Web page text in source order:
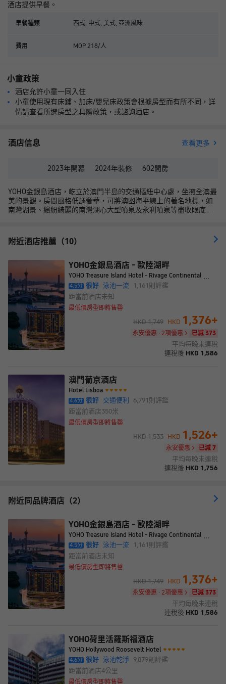
酒店提供早餐。
早餐種類 西式, 中式, 美式, 亞洲風味
費用 MOP 218/人
小童政策
酒店允許小童一同入住
小童使用現有床鋪、加床/嬰兒床政策會根據房型而有所不同，詳
情請查看所選房型之具體政策，或諮詢酒店。
酒店信息 查看更多
2023年開幕 2024年裝修 602間房
YOHO金銀島酒店，屹立於澳門半島的交通樞紐中心處，坐擁全澳最
美的景觀。房間風格低調奢華，可將澳凼海平線上的著名地標，如
南灣湖景、繽紛綺麗的南灣湖心大型噴泉及永利噴泉等盡收眼底。
能賓至如歸，感受家一般的舒適。 酒店坐落於澳門半島最核心地
帶，正前方為全澳門最四通八達的巴士轉乘站，附設行人隧道直通
店及中國銀行大廈等，交通便捷的同時更有美景環繞，可以俯瞰整
個澳門半島的天際線和海灣。尤其於落日時分，夕陽把天空染成一
片橙紅色，倒映在湖面上，既浪漫又壯觀，令人舒適愜意。當夜幕
降臨，可以近距離地感受璀璨動人的城市夜景，為您帶來前所未見
的嶄新體驗。 當您在YOHO金銀島酒店度過美好的一天後，您可以
盡情享受我們提供給入住賓客免費使用的無邊際泳池。飽覽主教山
聖堂、優美海景及被驚豔的南灣湖景色包圍，在這個寧靜而迷人的
環境中，您可以沉浸在清涼的水中，放鬆身心，享受令人愉悅的泳
池體驗。無邊際泳池的景觀設計為您提供了壯麗的南灣湖景色，讓
您感受到與大自然的親密接觸。
附近酒店推薦（10）
YOHO金銀島酒店 - 歐陸湖畔
YOHO Treasure Island Hotel - Rivage Continental
4.5分 很好 泳池一流 1,161 則評鑑
距當前酒店未知
最低價房型即將售罄
HKD1,749 HKD 1,376+
永安優惠 · 2項優惠 已減 373
平均每晚未連稅
連稅後 HKD 1,586
澳門葡京酒店
Hotel Lisboa
4.6分 很好 交通便利 6,791 則評鑑
距當前酒店350米
最低價房型即將售罄
HKD1,533 HKD 1,526+
永安優惠 已減 7
平均每晚未連稅
連稅後 HKD 1,756
附近同品牌酒店（2）
YOHO金銀島酒店 - 歐陸湖畔
YOHO Treasure Island Hotel - Rivage Continental
4.5分 很好 泳池一流 1,161 則評鑑
距當前酒店未知
最低價房型即將售罄
HKD1,749 HKD 1,376+
永安優惠 · 2項優惠 已減 373
平均每晚未連稅
連稅後 HKD 1,586
YOHO荷里活羅斯福酒店
YOHO Hollywood Roosevelt Hotel
4.6分 很好 泳池乾淨 9,879則評鑑
距當前酒店4公里
最低價房型即將售罄